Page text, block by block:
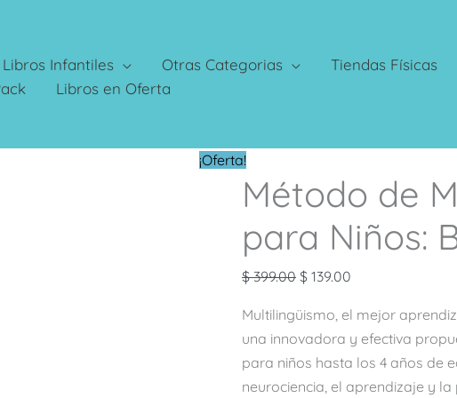
Libros Infantiles Otras Categorias Tiendas Físicas
Libros en Oferta
¡Oferta!
Método de
para Niños:
$399.00
original
era:
$ 399.00.
$ 139.00
actual
es:
$ 139.00.
Multilingüismo, el mejor
una innovadora y efectiva
para niños hasta los 4 años de
neurociencia, el aprendizaje y